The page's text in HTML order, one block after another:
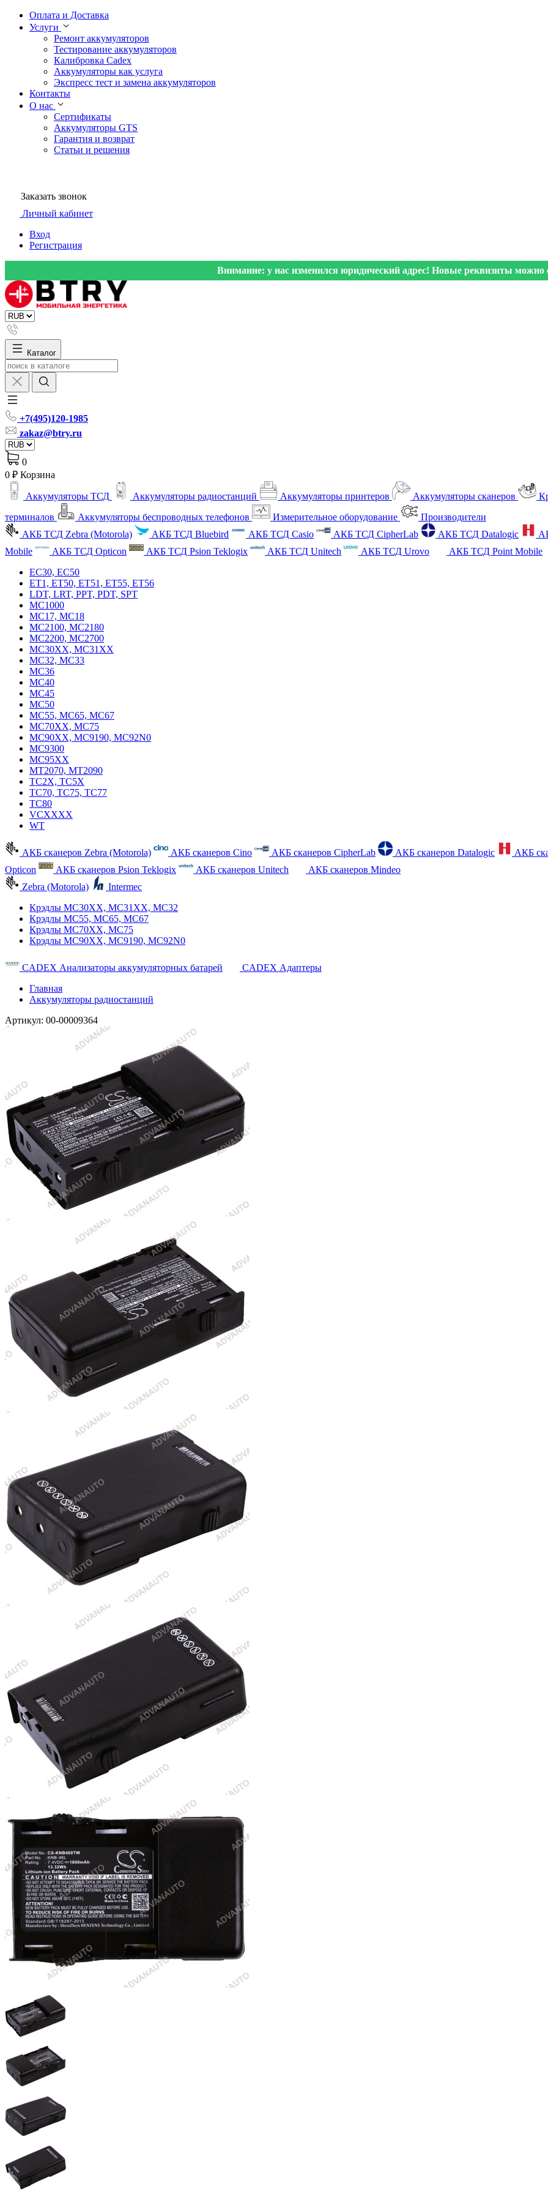
Оплата и Доставка
Услуги
Ремонт аккумуляторов
Тестирование аккумуляторов
Калибровка Cadex
Аккумуляторы как услуга
Экспресс тест и замена аккумуляторов
Контакты
О нас
Сертификаты
Аккумуляторы GTS
Гарантия и возврат
Статьи и решения
Заказать звонок
Личный кабинет
Вход
Регистрация
Внимание: у нас изменился юридический адрес! Новые реквизиты можно
Каталог
+7(495)120-1985
zakaz@btry.ru
0
0 ₽ Корзина
Аккумуляторы ТСД Аккумуляторы радиостанций Аккумуляторы принтеров Аккумуляторы сканеров
терминалов
Аккумуляторы беспроводных телефонов Измерительное оборудование
Производители
АКБ ТСД Zebra (Motorola)
АКБ ТСД Bluebird АКБ ТСД Casio АКБ ТСД CipherLab АКБ ТСД Datalogic
Mobile
АКБ ТСД Opticon АКБ ТСД Psion Teklogix АКБ ТСД Unitech АКБ ТСД Urovo АКБ ТСД Point Mobile
EC30, EC50
ET1, ET50, ET51, ET55, ET56
LDT, LRT, PPT, PDT, SPT
MC1000
MC17, MC18
MC2100, MC2180
MC2200, MC2700
MC30XX, MC31XX
MC32, MC33
MC36
MC40
MC45
MC50
MC55, MC65, MC67
MC70XX, MC75
MC90XX, MC9190, MC92N0
MC9300
MC95XX
MT2070, MT2090
TC2X, TC5X
TC70, TC75, TC77
TC80
VCXXXX
WT
АКБ сканеров Zebra (Motorola) АКБ сканеров Cino АКБ сканеров CipherLab АКБ сканеров Datalogic АКБ
Opticon
АКБ сканеров Psion Teklogix АКБ сканеров Unitech
АКБ сканеров Mindeo
Zebra (Motorola)
Intermec
Крэдлы MC30XX, MC31XX, MC32
Крэдлы MC55, MC65, MC67
Крэдлы MC70XX, MC75
Крэдлы MC90XX, MC9190, MC92N0
CADEX Анализаторы аккумуляторных батарей
CADEX Адаптеры
Главная
Аккумуляторы радиостанций
Артикул: 00-00009364